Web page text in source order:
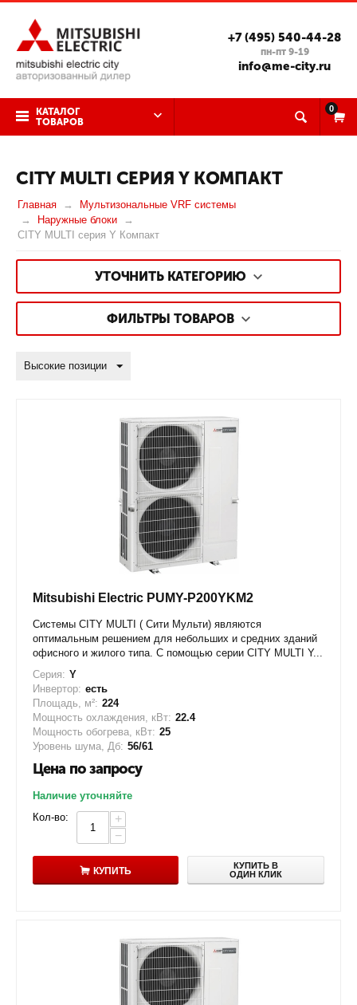
+7 (495) 540-44-28
пн-пт 9-19
info@me-city.ru
КАТАЛОГ
ТОВАРОВ
0
CITY MULTI СЕРИЯ Y КОМПАКТ
Главная
Мультизональные VRF системы
Наружные блоки
CITY MULTI серия Y Компакт
УТОЧНИТЬ КАТЕГОРИЮ
ФИЛЬТРЫ ТОВАРОВ
Высокие позиции
Mitsubishi Electric PUMY-P200YKM2
Системы CITY MULTI ( Сити Мульти) являются
оптимальным решением для небольших и средних зданий
офисного и жилого типа. С помощью серии CITY MULTI Y...
Серия: Y
Инвертор: есть
Площадь, м²: 224
Мощность охлаждения, кВт: 22.4
Мощность обогрева, кВт: 25
Уровень шума, Дб: 56/61
Цена по запросу
Наличие уточняйте
Кол-во:
+
−
КУПИТЬ
КУПИТЬ В
ОДИН КЛИК